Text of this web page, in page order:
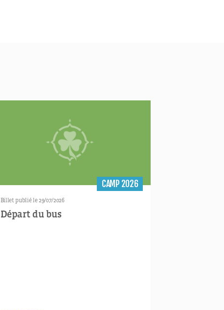
CAMP 2026
Billet publié le 29/07/2026
Départ du bus